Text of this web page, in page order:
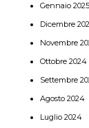
Gennaio 2025
Dicembre
Novembre
Ottobre 2024
Settembre
Agosto 2024
Luglio 2024